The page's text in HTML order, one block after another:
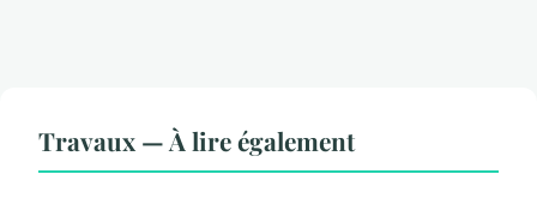
Travaux — À lire également